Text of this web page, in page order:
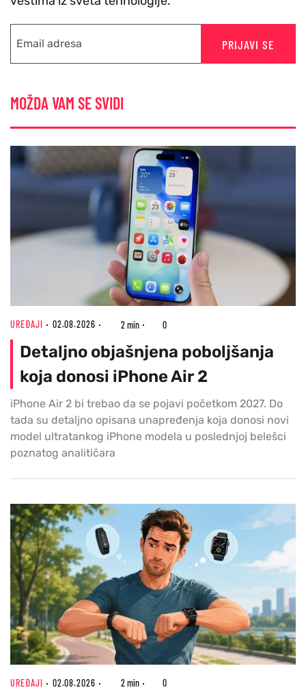
PRIJAVI SE
MOŽDA VAM SE SVIDI
UREĐAJI 02.08.2026 2 min 0
Detaljno objašnjena poboljšanja
koja donosi iPhone Air 2
iPhone Air 2 bi trebao da se pojavi početkom 2027. Do
tada su detaljno opisana unapređenja koja donosi novi
model ultratankog iPhone modela u poslednjoj belešci
poznatog analitičara
UREĐAJI 02.08.2026 2 min 0